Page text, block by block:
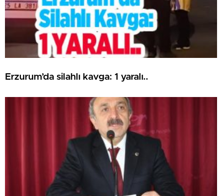
Erzurum’da silahlı kavga: 1 yaralı..